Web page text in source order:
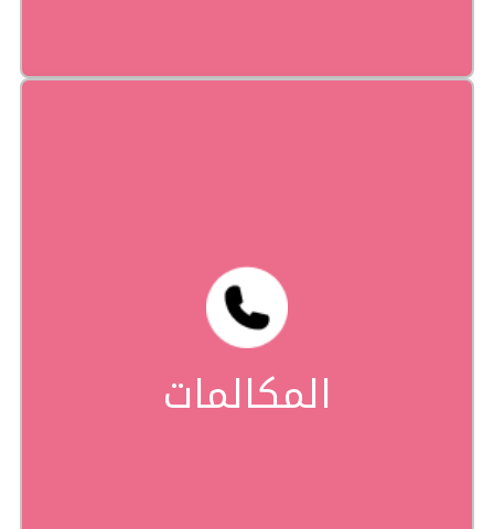
163#*
المكالمات